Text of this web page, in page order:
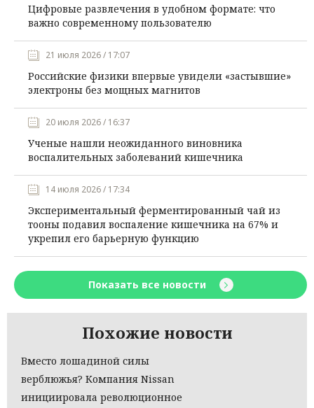
Цифровые развлечения в удобном формате: что
важно современному пользователю
21 июля 2026 / 17:07
Российские физики впервые увидели «застывшие»
электроны без мощных магнитов
20 июля 2026 / 16:37
Ученые нашли неожиданного виновника
воспалительных заболеваний кишечника
14 июля 2026 / 17:34
Экспериментальный ферментированный чай из
тооны подавил воспаление кишечника на 67% и
укрепил его барьерную функцию
Показать все новости
Похожие новости
Вместо лошадиной силы
верблюжья? Компания Nissan
инициировала революционное